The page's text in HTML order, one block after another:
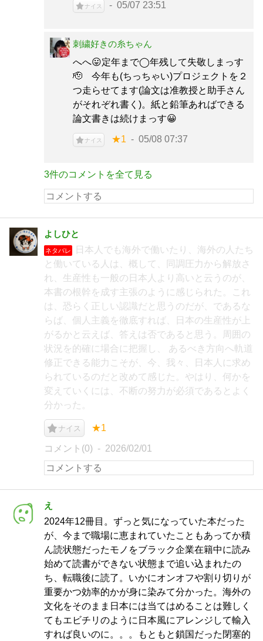
ナイス 05/07 23:51
刺繍好きの糸ちゃん
へへ😛定年まで◯年残して失敬しまっす
🫡 今年も(ちっちゃい)プロジェクトを２
つ走らせてます(論文は准教授と助手さん
がそれぞれ書く)。紙と鉛筆あればできる
論文書きは続けまっす😀
ナイス ★1 05/08 07:37
3件のコメントを全て見る
よしひと
ネタバレ
日本人でも海外で働いたり、海外の人たち
と働いている人は、概して、同調圧力から解放さ
れ、生産性も一般の日本人より高いと云うのが、
本書の根幹を成す主張のように感じられた。これ
は、恐らく正しい認識だと思うのだが、であるな
らば、個人主義を徹底すれば、日本の生産性が上
がるかと云えば、答えは否であると思う。周囲の
状況を的確に場合に把握し、 あるべき方向へ軌道
修正できる能力こそが、今、我々、日本人に求め
られているのだと改めて感じた。やはり、何かを
変えていくには、不断の努力が必須であるとよく
分かった。
ナイス ★1
コメント(0) 2026/02/01
え
2024年12冊目。ずっと気になっていた本だった
が、今まで職場に恵まれていたこともあってか積
ん読状態だったモノをブラック企業在籍中に読み
始めて読書ができない状態まで追い込まれたの
ち、転職後に読了。いかにオンオフや割り切りが
重要かつ効率的かが身に染みて分かった。海外の
文化をそのまま日本には当てはめることは難しく
てもエビチリのように日本風にアレンジして輸入
すれば良いのに。。。もともと鎖国だった閉塞的